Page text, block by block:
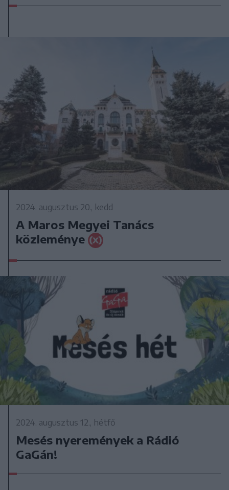
2024. augusztus 20., kedd
A Maros Megyei Tanács
közleménye
2024. augusztus 12., hétfő
Mesés nyeremények a Rádió
GaGán!